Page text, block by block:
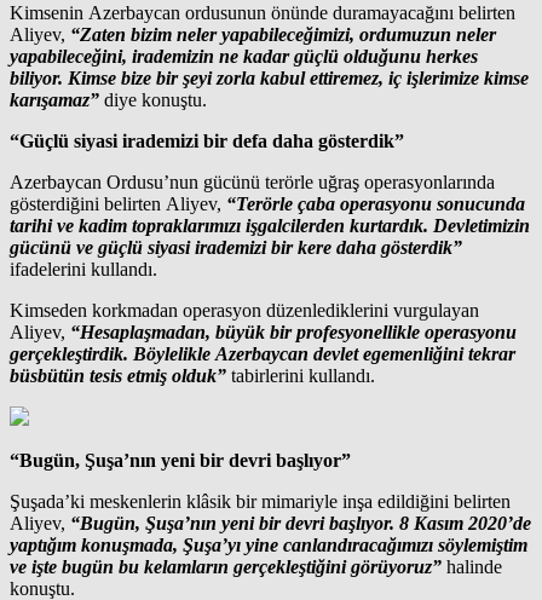
Kimsenin Azerbaycan ordusunun önünde duramayacağını belirten
Aliyev, “Zaten bizim neler yapabileceğimizi, ordumuzun neler
yapabileceğini, irademizin ne kadar güçlü olduğunu herkes
biliyor. Kimse bize bir şeyi zorla kabul ettiremez, iç işlerimize kimse
karışamaz” diye konuştu.
“Güçlü siyasi irademizi bir defa daha gösterdik”
Azerbaycan Ordusu’nun gücünü terörle uğraş operasyonlarında
gösterdiğini belirten Aliyev, “Terörle çaba operasyonu sonucunda
tarihi ve kadim topraklarımızı işgalcilerden kurtardık. Devletimizin
gücünü ve güçlü siyasi irademizi bir kere daha gösterdik”
ifadelerini kullandı.
Kimseden korkmadan operasyon düzenlediklerini vurgulayan
Aliyev, “Hesaplaşmadan, büyük bir profesyonellikle operasyonu
gerçekleştirdik. Böylelikle Azerbaycan devlet egemenliğini tekrar
büsbütün tesis etmiş olduk” tabirlerini kullandı.
“Bugün, Şuşa’nın yeni bir devri başlıyor”
Şuşada’ki meskenlerin klâsik bir mimariyle inşa edildiğini belirten
Aliyev, “Bugün, Şuşa’nın yeni bir devri başlıyor. 8 Kasım 2020’de
yaptığım konuşmada, Şuşa’yı yine canlandıracağımızı söylemiştim
ve işte bugün bu kelamların gerçekleştiğini görüyoruz” halinde
konuştu.